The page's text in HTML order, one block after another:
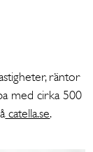
räntor
med cirka 500
catella.se.